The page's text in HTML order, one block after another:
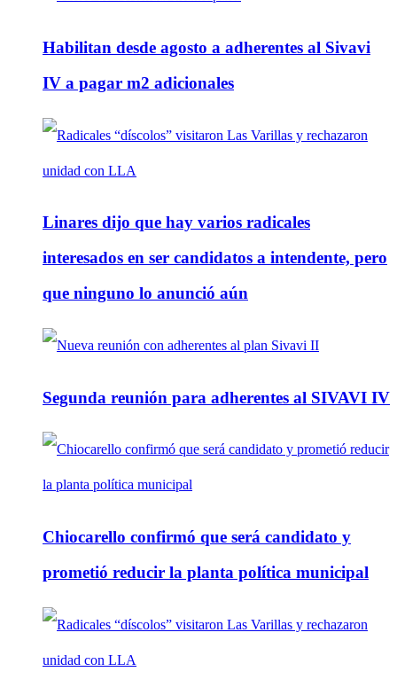
Habilitan desde agosto a adherentes al Sivavi
IV a pagar m2 adicionales
Linares dijo que hay varios radicales
interesados en ser candidatos a intendente, pero
que ninguno lo anunció aún
Segunda reunión para adherentes al SIVAVI IV
Chiocarello confirmó que será candidato y
prometió reducir la planta política municipal